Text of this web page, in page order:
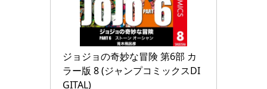
ジョジョの奇妙な冒険 第6部 カ
ラー版 8 (ジャンプコミックスDI
GITAL)